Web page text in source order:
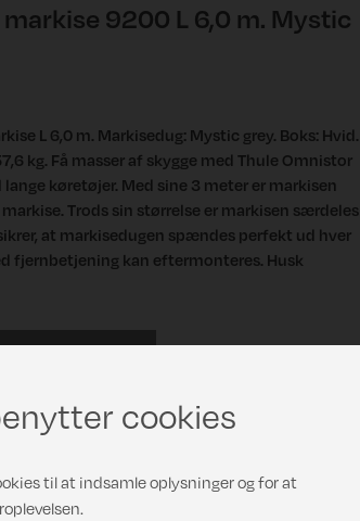
9200 L 6,0 m. Mystic
L 6,0 m. Markisedug: Mystic grey. Boks: Hvid.
kg. Få masser af skygge med Thule Omnistor
køretøjer. Med sine 3 meter er markisen
Trods sin størrelse er markisen særdeles
at markisedugen spændes perfekt ud hver
fjernbetjening kan eftermonteres. Husk
cookies
til at indsamle oplysninger og for at